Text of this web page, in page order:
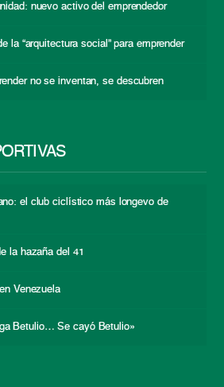
nuevo activo del emprendedor
la “arquitectura social” para emprender
no se inventan, se descubren
el club ciclístico más longevo de
la hazaña del 41
Venezuela
Betulio… Se cayó Betulio»